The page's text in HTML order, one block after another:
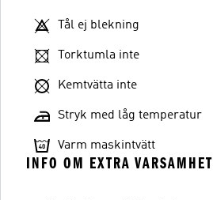
Tål ej blekning
Torktumla inte
Kemtvätta inte
Stryk med låg temperatur
Varm maskintvätt
INFO OM EXTRA VARSAMHET